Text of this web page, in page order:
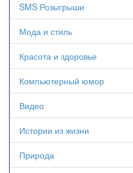
SMS Розыгрыши
Мода и стиль
Красота и здоровье
Компьютерный юмор
Видео
Истории из жизни
Природа